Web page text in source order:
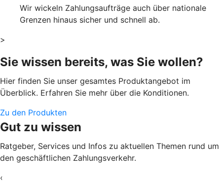
Wir wickeln Zahlungsaufträge auch über nationale
Grenzen hinaus sicher und schnell ab.
>
Sie wissen bereits, was Sie wollen?
Hier finden Sie unser gesamtes Produktangebot im
Überblick. Erfahren Sie mehr über die Konditionen.
Zu den Produkten
Gut zu wissen
Ratgeber, Services und Infos zu aktuellen Themen rund um
den geschäftlichen Zahlungsverkehr.
‹